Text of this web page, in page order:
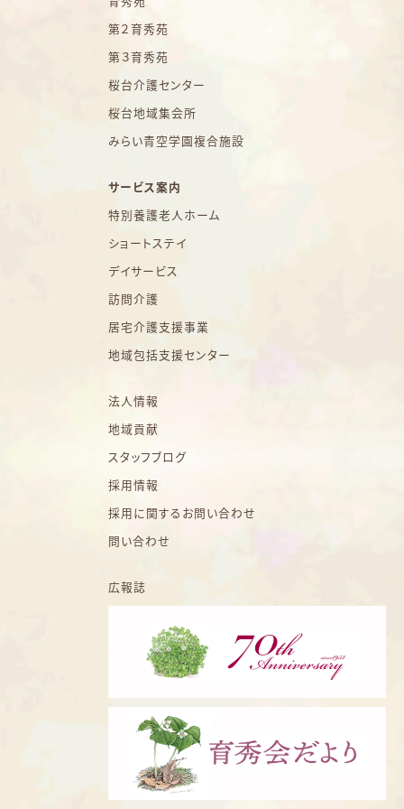
第２育秀苑
第３育秀苑
桜台介護センター
桜台地域集会所
みらい青空学園複合施設
サービス案内
特別養護老人ホーム
ショートステイ
デイサービス
訪問介護
居宅介護支援事業
地域包括支援センター
法人情報
地域貢献
スタッフブログ
採用情報
採用に関するお問い合わせ
問い合わせ
広報誌